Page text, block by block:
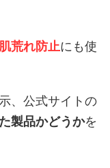
肌荒れ防止にも使
、公式サイトの
製品かどうかを